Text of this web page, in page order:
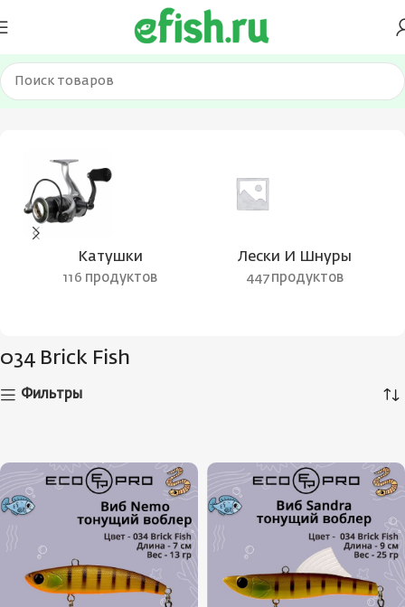
Главная Товар Цвет воблера 034 Brick Fish
Катушки
116 продуктов
Лески И Шнуры
447 продуктов
034 Brick Fish
Фильтры